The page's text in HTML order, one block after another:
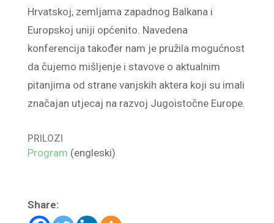
Hrvatskoj, zemljama zapadnog Balkana i
Europskoj uniji općenito. Navedena
konferencija također nam je pružila mogućnost
da čujemo mišljenje i stavove o aktualnim
pitanjima od strane vanjskih aktera koji su imali
značajan utjecaj na razvoj Jugoistočne Europe.
PRILOZI
Program (engleski)
Share: